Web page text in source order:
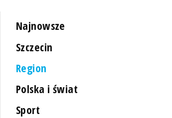
Najnowsze
Szczecin
Region
Polska i świat
Sport